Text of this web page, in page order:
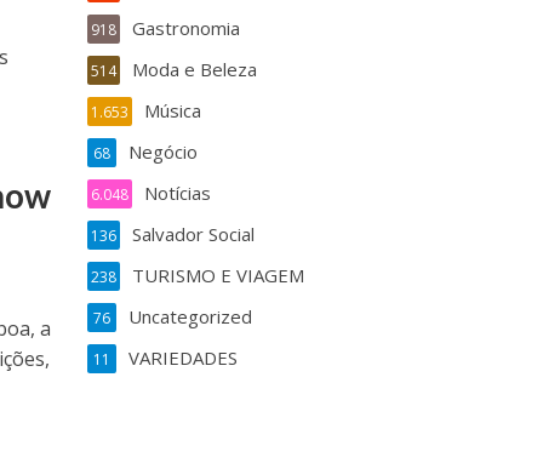
a
Gastronomia
918
Moda e Beleza
514
Música
1.653
Negócio
68
Notícias
6.048
Salvador Social
136
TURISMO E VIAGEM
238
Uncategorized
76
VARIEDADES
11